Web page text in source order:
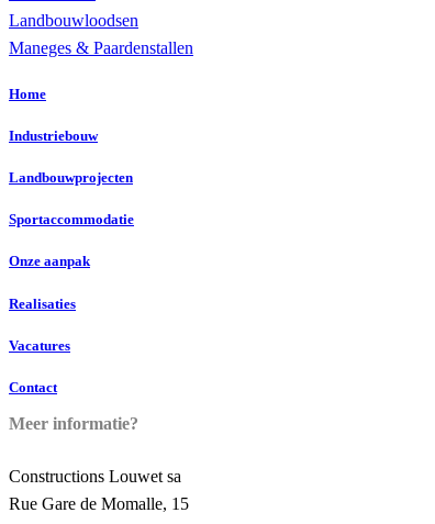
Landbouwloodsen
Maneges & Paardenstallen
Home
Industriebouw
Landbouwprojecten
Sportaccommodatie
Onze aanpak
Realisaties
Vacatures
Contact
Meer informatie?
Constructions Louwet sa
Rue Gare de Momalle, 15